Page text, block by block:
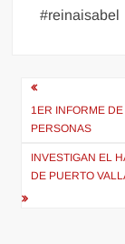
#reinaisabel
de
entradas
1ER INFORME
PERSONAS
INVESTIGAN EL
DE PUERTO